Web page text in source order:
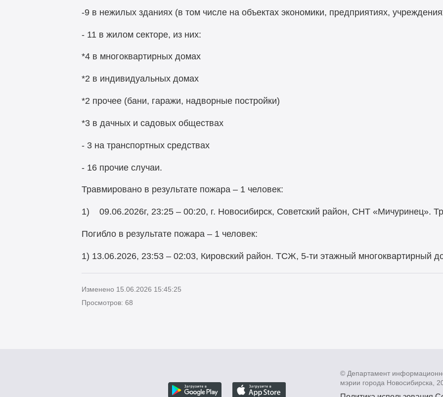
-9 в нежилых зданиях (в том числе на объектах экономики, предприятиях,
- 11 в жилом секторе, из них:
*4 в многоквартирных домах
*2 в индивидуальных домах
*2 прочее (бани, гаражи, надворные постройки)
*3 в дачных и садовых обществах
- 3 на транспортных средствах
- 16 прочие случаи.
Травмировано в результате пожара – 1 человек:
1) 09.06.2026г, 23:25 – 00:20, г. Новосибирск, Советский район, СНТ «Мичуринец».
Погибло в результате пожара – 1 человек:
1) 13.06.2026, 23:53 – 02:03, Кировский район. ТСЖ, 5-ти этажный многоквартирный
Изменено 15.06.2026 15:45:25
Просмотров: 68
© Департамент
мэрии города Новосибирска,